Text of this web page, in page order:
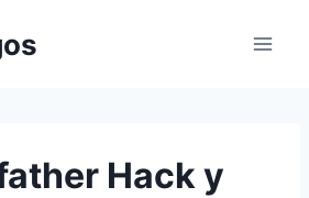
Hack y